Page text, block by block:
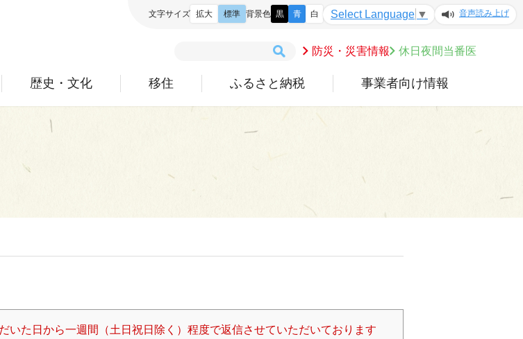
防災・災害情報 休日夜間当番医
歴史・文化 移住 ふるさと納税 事業者向け情報
文字サイズ 拡大 標準 背景色 黒 青 白 Select Language ▼ 音声読み上げ
いた日から一週間（土日祝日除く）程度で返信させていただいております